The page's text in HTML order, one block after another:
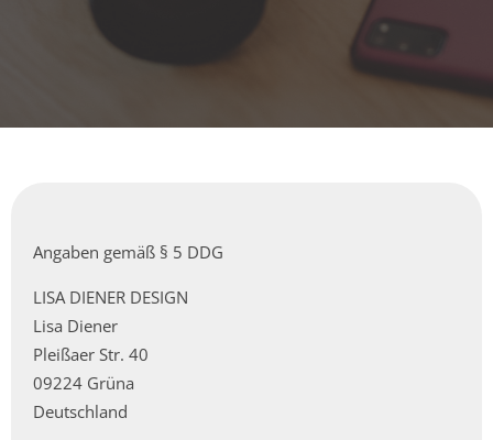
Angaben gemäß § 5 DDG
LISA DIENER DESIGN
Lisa Diener
Pleißaer Str. 40
09224 Grüna
Deutschland